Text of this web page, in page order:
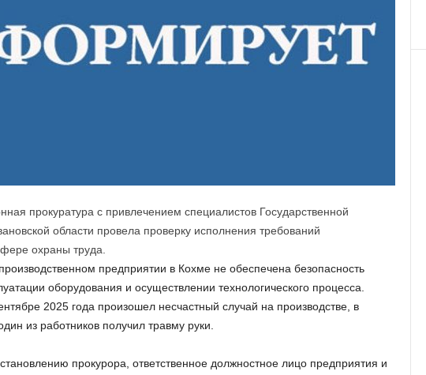
прокуратура с привлечением специалистов Государственной
области провела проверку исполнения требований
охраны труда.
предприятии в Кохме не обеспечена безопасность
оборудования и осуществлении технологического процесса.
2025 года произошел несчастный случай на производстве, в
из работников получил травму руки.
прокурора, ответственное должностное лицо предприятия и